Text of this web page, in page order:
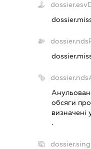
обсяги
визначенi
.